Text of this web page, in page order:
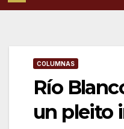
COLUMNAS
Río
un pleito